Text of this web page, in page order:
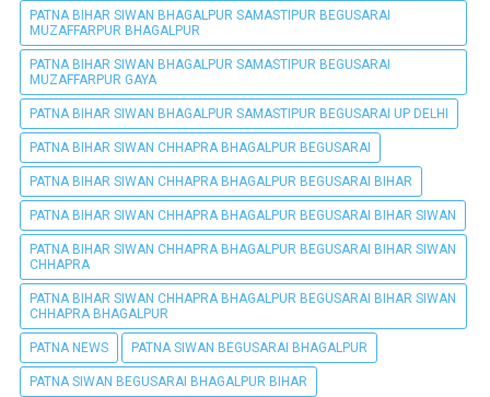
PATNA BIHAR SIWAN BHAGALPUR SAMASTIPUR BEGUSARAI
MUZAFFARPUR BHAGALPUR
PATNA BIHAR SIWAN BHAGALPUR SAMASTIPUR BEGUSARAI
MUZAFFARPUR GAYA
PATNA BIHAR SIWAN BHAGALPUR SAMASTIPUR BEGUSARAI UP DELHI
PATNA BIHAR SIWAN CHHAPRA BHAGALPUR BEGUSARAI
PATNA BIHAR SIWAN CHHAPRA BHAGALPUR BEGUSARAI BIHAR
PATNA BIHAR SIWAN CHHAPRA BHAGALPUR BEGUSARAI BIHAR SIWAN
PATNA BIHAR SIWAN CHHAPRA BHAGALPUR BEGUSARAI BIHAR SIWAN
CHHAPRA
PATNA BIHAR SIWAN CHHAPRA BHAGALPUR BEGUSARAI BIHAR SIWAN
CHHAPRA BHAGALPUR
PATNA NEWS PATNA SIWAN BEGUSARAI BHAGALPUR
PATNA SIWAN BEGUSARAI BHAGALPUR BIHAR